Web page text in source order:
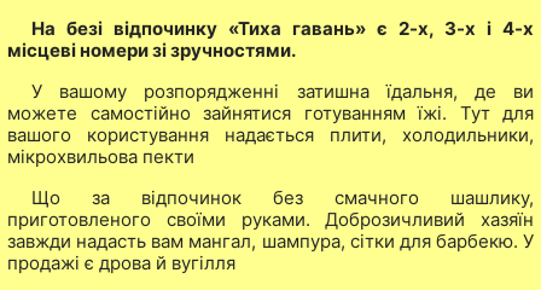
На безі відпочинку «Тиха гавань» є 2-х, 3-х і 4-х
місцеві номери зі зручностями.
У вашому розпорядженні затишна їдальня, де ви
можете самостійно зайнятися готуванням їжі. Тут для
вашого користування надається плити, холодильники,
мікрохвильова пекти
Що за відпочинок без смачного шашлику,
приготовленого своїми руками. Доброзичливий хазяїн
завжди надасть вам мангал, шампура, сітки для барбекю. У
продажі є дрова й вугілля